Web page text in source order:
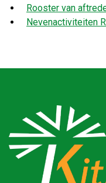
Rooster van
Nevenactiviteiten